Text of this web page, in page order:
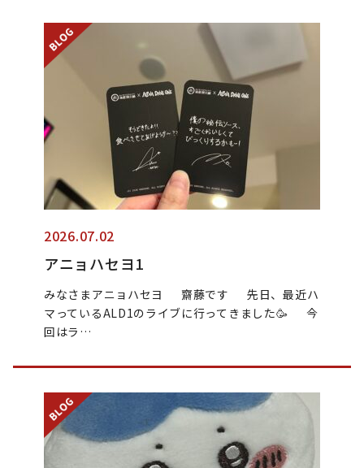
2026.07.02
アニョハセヨ1
みなさまアニョハセヨ 齋藤です 先日、最近ハ
マっているALD1のライブに行ってきました🥳 今
回はラ…